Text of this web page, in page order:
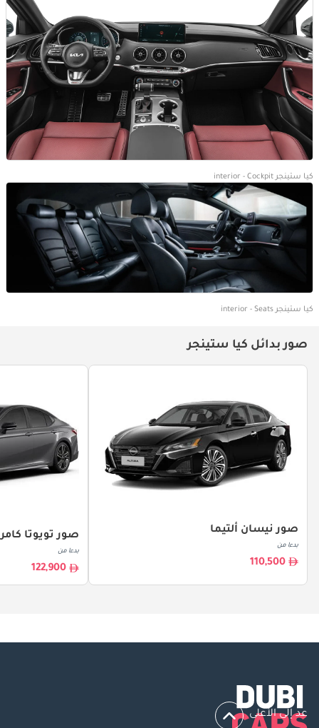
كيا ستينجر interior - Cockpit
كيا ستينجر interior - Seats
صور بدائل كيا ستينجر
صور نيسان ألتيما
بدءا من
110,500
صور تويوتا
بدءا من
122,900
عد إلى الأعلى